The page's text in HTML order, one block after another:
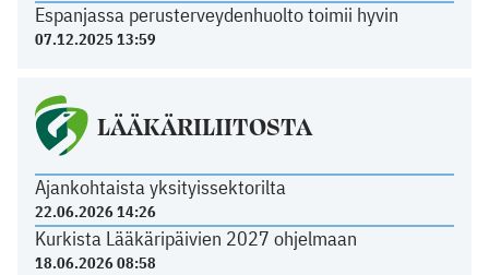
Espanjassa perusterveydenhuolto toimii hyvin
07.12.2025 13:59
LÄÄKÄRILIITOSTA
Ajankohtaista yksityissektorilta
22.06.2026 14:26
Kurkista Lääkäripäivien 2027 ohjelmaan
18.06.2026 08:58